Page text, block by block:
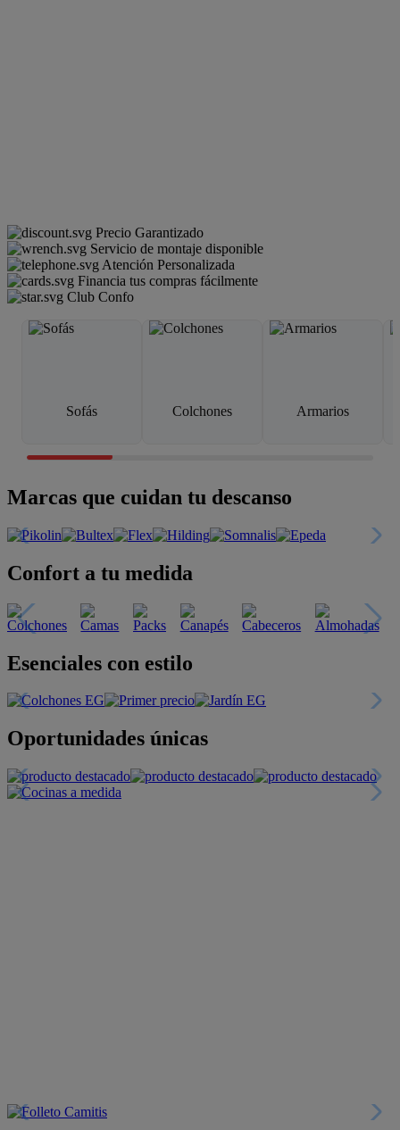
Precio Garantizado
Servicio de montaje disponible
Atención Personalizada
Financia tus compras fácilmente
Club Confo
Sofás Colchones Armarios
Marcas que cuidan tu descanso
Confort a tu medida
Esenciales con estilo
Oportunidades únicas